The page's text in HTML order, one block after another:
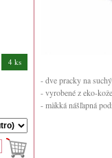
4 ks
- dve pracky na
- vyrobené z eko-kože
- mäkká nášľapná